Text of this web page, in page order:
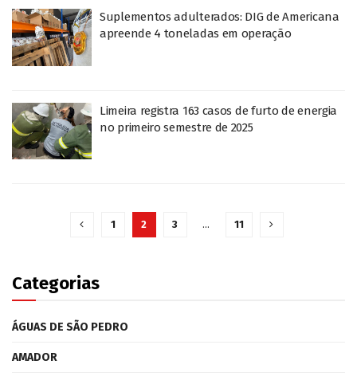
Suplementos adulterados: DIG de Americana
apreende 4 toneladas em operação
Limeira registra 163 casos de furto de energia
no primeiro semestre de 2025
1 2 3 … 11
Categorias
ÁGUAS DE SÃO PEDRO
AMADOR